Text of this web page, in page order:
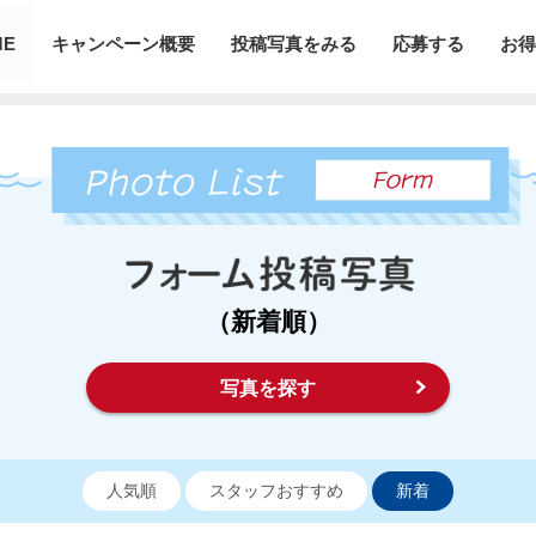
キャンペーン概要 投稿写真をみる 応募する お
（新着順）
写真を探す
人気順 スタッフおすすめ 新着